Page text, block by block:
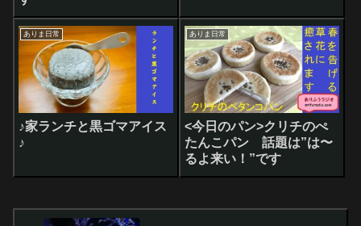
ありま日常
♪家ランチと黒ゴマアイス
♪
ありま日常
<今日のパン>クリチのぺ
たんこパン 話題は”は〜
るよ来い！”です